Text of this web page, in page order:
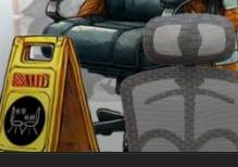
跳
至
主
要
內
容